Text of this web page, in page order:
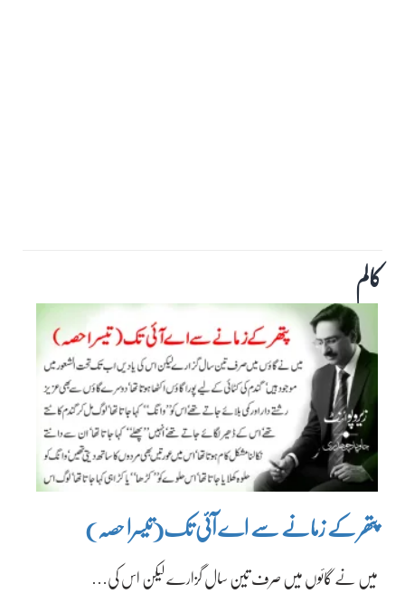
کالم
پتھر کے زمانے سے اے آئی تک(تیسرا حصہ)
میں نے گائوں میں صرف تین سال گزارے لیکن اس کی…